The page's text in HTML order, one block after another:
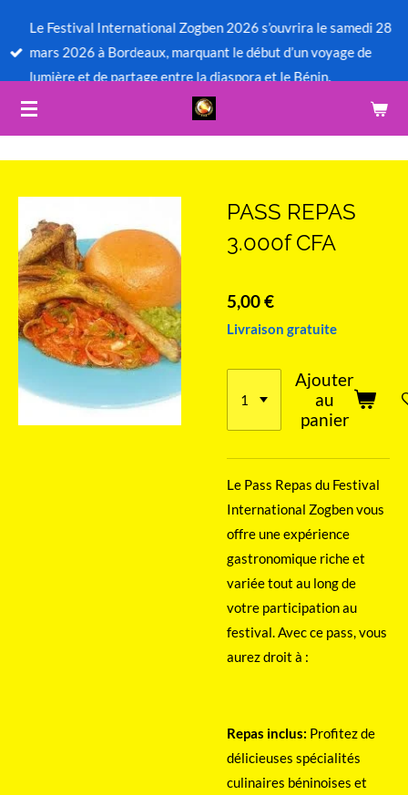
Passer
au
contenu
Le Festival International Zogben 2026 s’ouvrira le samedi 28
mars 2026 à Bordeaux, marquant le début d’un voyage de
lumière et de partage entre la diaspora et le Bénin.
PASS REPAS
3.000f CFA
5,00 €
Livraison gratuite
Ajouter
au
panier
Le Pass Repas du Festival
International Zogben vous
offre une expérience
gastronomique riche et
variée tout au long de
votre participation au
festival. Avec ce pass, vous
aurez droit à :
Repas inclus: Profitez de
délicieuses spécialités
culinaires béninoises et